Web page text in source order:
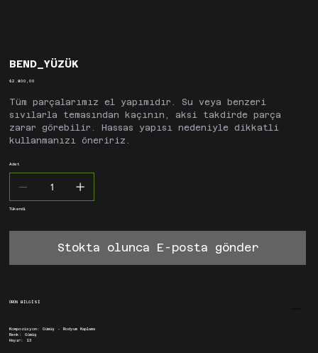
BEND_YÜZÜK
Fiyat
₺2.800,00
Tüm parçalarımız el yapımıdır. Su veya benzeri
sıvılarla temasından kaçının, aksi takdirde parça
zarar görebilir. Hassas yapısı nedeniyle dikkatli
kullanmanızı öneririz.
Adet
Tükendi
Stokta olunca E-posta gönder
ÜRÜN BİLGİSİ
Kompozisyon: Gümüş - Rodyum Kaplama
Renk: Gümüş
Hayır: 13